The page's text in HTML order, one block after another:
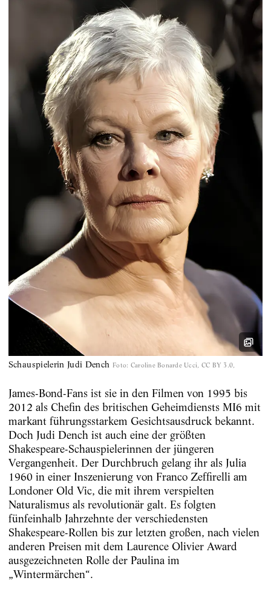
Schauspielerin Judi Dench Foto: Caroline Bonarde Ucci, CC BY 3.0,
James-Bond-Fans ist sie in den Filmen von 1995 bis
2012 als Chefin des britischen Geheimdiensts MI6 mit
markant führungsstarkem Gesichtsausdruck bekannt.
Doch Judi Dench ist auch eine der größten
Shakespeare-Schauspielerinnen der jüngeren
Vergangenheit. Der Durchbruch gelang ihr als Julia
1960 in einer Inszenierung von Franco Zeffirelli am
Londoner Old Vic, die mit ihrem verspielten
Naturalismus als revolutionär galt. Es folgten
fünfeinhalb Jahrzehnte der verschiedensten
Shakespeare-Rollen bis zur letzten großen, nach vielen
anderen Preisen mit dem Laurence Olivier Award
ausgezeichneten Rolle der Paulina im
„Wintermärchen“.